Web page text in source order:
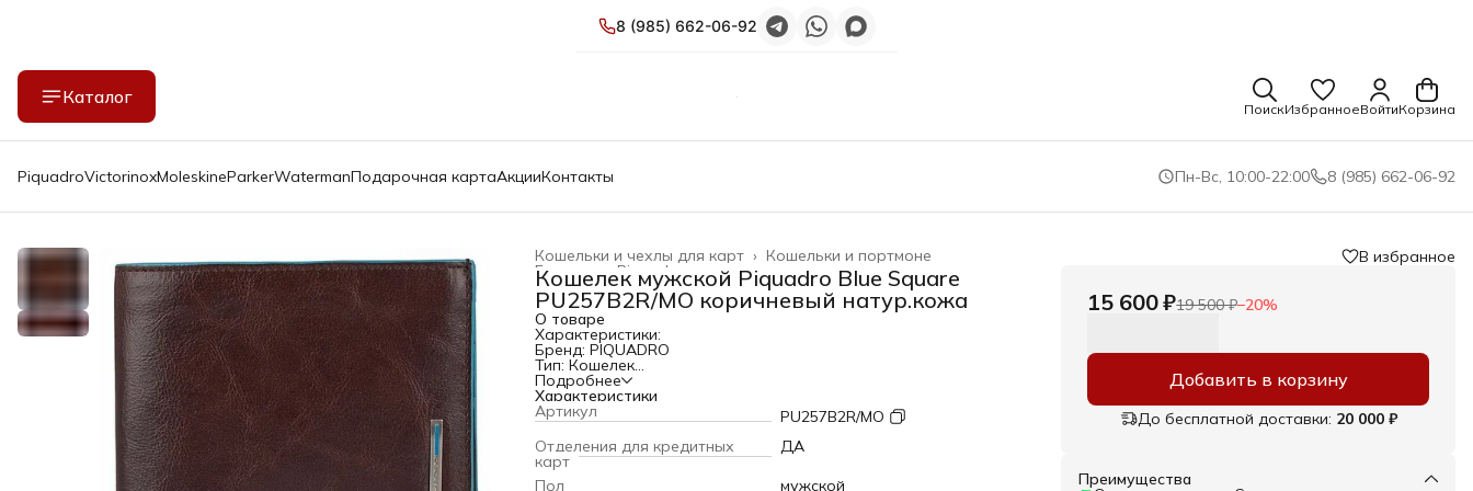
8 (985) 662-06-92
Каталог
ПоискИзбранноеВойтиКорзина
PiquadroVictorinoxMoleskineParkerWatermanПодарочная картаАкцииКонтакты Пн-Вс, 10:00-22:00 8 (985) 662-06-92
Кошельки и портмоне
Кошельки и чехлы для карт ›
Piquadro ›
Главная ›
Кошелек мужской Piquadro Blue Square
PU257B2R/MO коричневый натур.кожа
О товаре
Характеристики:
Бренд: PIQUADRO
Тип: Кошелек
Коллекция: Blue Square
PartNumber/Артикул Производителя: PU257B2R/MO
Пол: мужской
Материал верха: кожа натуральная
Отделение для мелочи: ДА
Отделения для кредитных карт: ДА
Цвет: коричневый
Подробнее
Характеристики
Артикул
PU257B2R/MO
Отделения для кредитных
карт
ДА
Пол
мужской
В избранное
15 600 ₽19 500 ₽−20%
Добавить в корзину
До бесплатной доставки: 20 000 ₽
Преимущества